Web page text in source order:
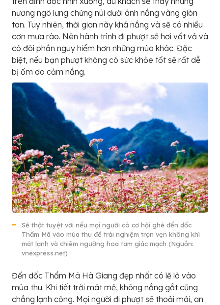
nương ngô lưng chừng núi dưới ánh nắng vàng giòn
tan. Tuy nhiên, thời gian này khá nắng và sẽ có nhiều
cơn mưa rào. Nên hành trình đi phượt sẽ hơi vất vả và
có đôi phần nguy hiểm hơn những mùa khác. Đặc
biệt, nếu bạn phượt không có sức khỏe tốt sẽ rất dễ
bị ốm do cảm nắng.
Sẽ thật tuyệt vời nếu mọi người có cơ hội ghé đến dốc
Thẩm Mã vào mùa thu để trải nghiệm trọn vẹn không khí
mát lạnh và chiêm ngưỡng hoa tam giác mạch (Nguồn:
vnexpress.net)
Đến dốc Thẩm Mã Hà Giang đẹp nhất có lẽ là vào
mùa thu. Khi tiết trời mát mẻ, không nắng gắt cũng
chẳng lạnh cóng. Mọi người đi phượt sẽ thoải mái, an